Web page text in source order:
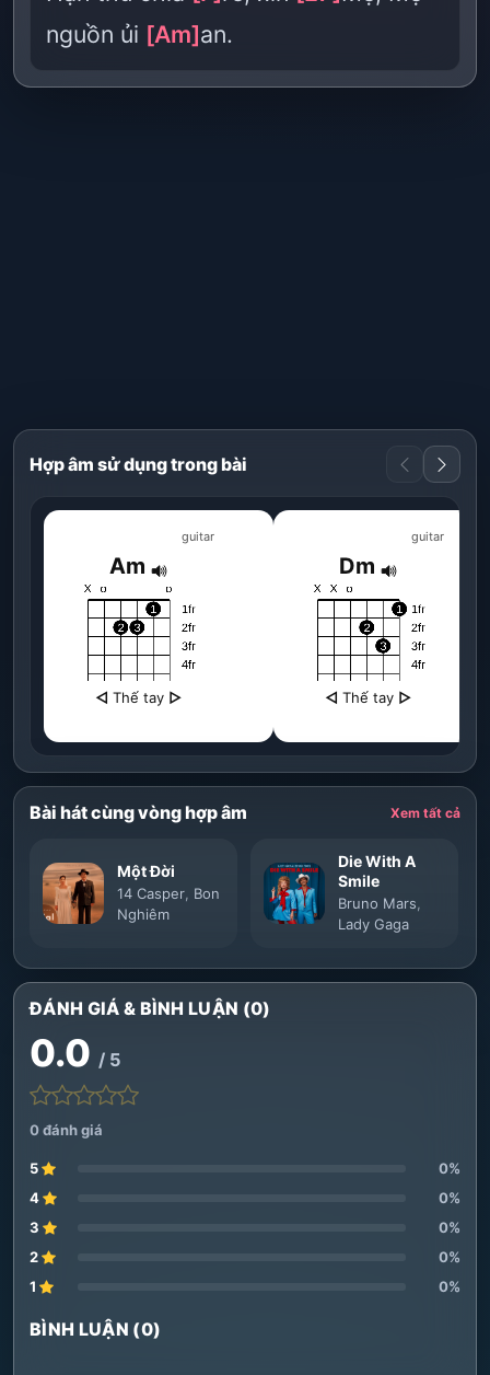
nguồn ủi [Am]an.
Hợp âm sử dụng trong bài
guitar
Am
◁ Thế tay ▷
guitar
Dm
◁ Thế tay ▷
Bài hát cùng vòng hợp âm Xem tất cả
Một Đời
14 Casper Bon
Nghiêm
Die With A
Smile
Bruno Mars
Lady Gaga
ĐÁNH GIÁ & BÌNH LUẬN (0)
0.0 / 5
0 đánh giá
5
0%
4
0%
3
0%
2
0%
1
0%
BÌNH LUẬN (0)